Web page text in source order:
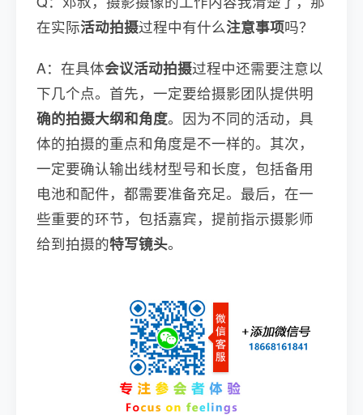
在实际活动拍摄过程中有什么注意事项吗？
A：在具体会议活动拍摄过程中还需要注意以
下几个点。首先，一定要给摄影团队提供明
确的拍摄大纲和角度。因为不同的活动，具
体的拍摄的重点和角度是不一样的。其次，
一定要确认输出线材型号和长度，包括备用
电池和配件，都需要准备充足。最后，在一
些重要的环节，包括嘉宾，提前指示摄影师
给到拍摄的特写镜头。